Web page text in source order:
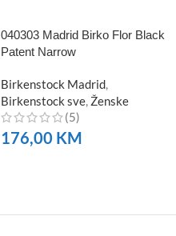
040303 Madrid Birko Flor Black
Patent Narrow
Birkenstock Madrid,
Birkenstock sve, Ženske
(5)
176,00 KM